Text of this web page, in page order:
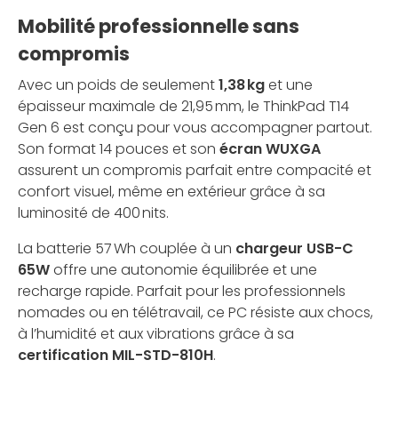
Mobilité professionnelle sans
compromis
Avec un poids de seulement1,38 kget une
épaisseur maximale de 21,95 mm, le ThinkPad T14
Gen 6 est conçu pour vous accompagner partout.
Son format 14 pouces et son écran WUXGA
assurent un compromis parfait entre compacité et
confort visuel, même en extérieur grâce à sa
luminosité de 400 nits.
La batterie 57 Wh couplée à un chargeur USB-C
65Woffre une autonomie équilibrée et une
recharge rapide. Parfait pour les professionnels
nomades ou en télétravail, ce PC résiste aux chocs,
à l’humidité et aux vibrations grâce à sa
certification MIL-STD-810H.